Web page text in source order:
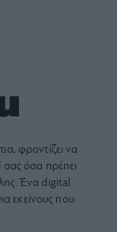
, φροντίζει να
σας όσα πρέπει
Ένα digital
εκείνους που